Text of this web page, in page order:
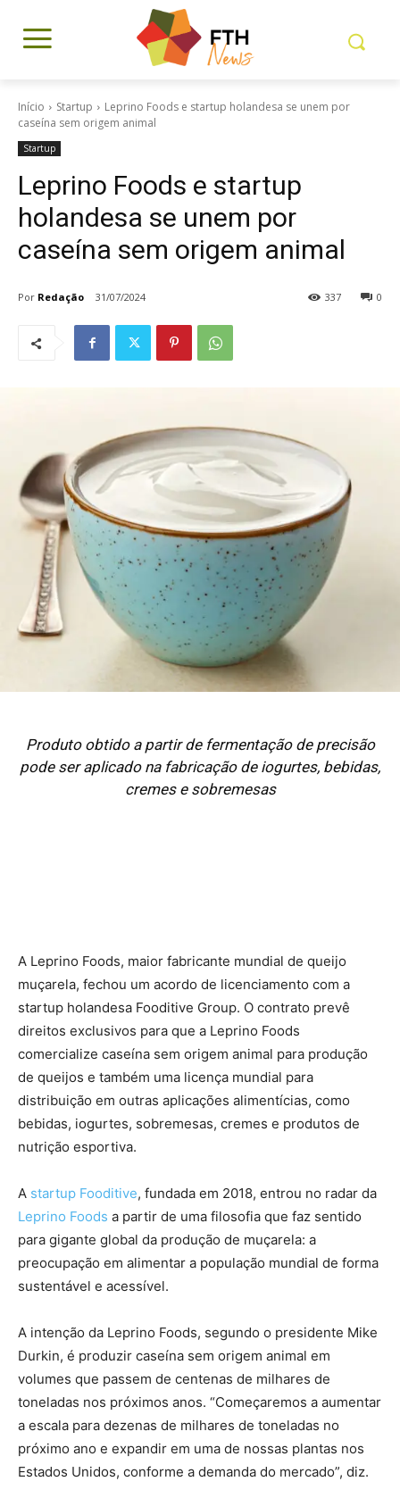
Início Startup
Leprino Foods e startup holandesa se unem por
caseína sem origem animal
Startup
Leprino Foods e startup
holandesa se unem por
caseína sem origem animal
Por Redação 31/07/2024 0
337
Produto obtido a partir de fermentação de precisão
pode ser aplicado na fabricação de iogurtes, bebidas,
cremes e sobremesas
A Leprino Foods, maior fabricante mundial de queijo
muçarela, fechou um acordo de licenciamento com a
startup holandesa Fooditive Group. O contrato prevê
direitos exclusivos para que a Leprino Foods
comercialize caseína sem origem animal para produção
de queijos e também uma licença mundial para
distribuição em outras aplicações alimentícias, como
bebidas, iogurtes, sobremesas, cremes e produtos de
nutrição esportiva.
A startup Fooditive, fundada em 2018, entrou no radar da
Leprino Foods a partir de uma filosofia que faz sentido
para gigante global da produção de muçarela: a
preocupação em alimentar a população mundial de forma
sustentável e acessível.
A intenção da Leprino Foods, segundo o presidente Mike
Durkin, é produzir caseína sem origem animal em
volumes que passem de centenas de milhares de
toneladas nos próximos anos. “Começaremos a aumentar
a escala para dezenas de milhares de toneladas no
próximo ano e expandir em uma de nossas plantas nos
Estados Unidos, conforme a demanda do mercado”, diz.